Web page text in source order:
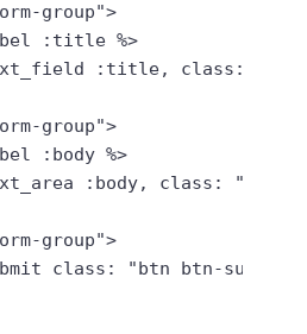
group">
:title %>
:title, class:
group">
:body %>
:body, class: "form-
group">
class: "btn btn-